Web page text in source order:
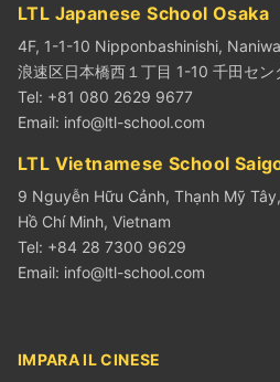
LTL Japanese School Osaka
4F, 1-1-10 Nipponbashinishi,
浪速区日本橋西１丁目 1-10 千田セン
Tel: +81 080 2629 9677
Email: info@ltl-school.com
LTL Vietnamese School
9 Nguyễn Hữu Cảnh, Thạnh Mỹ Tây,
Hồ Chí Minh, Vietnam
Tel: +84 28 7300 9629
Email: info@ltl-school.com
IMPARA IL CINESE